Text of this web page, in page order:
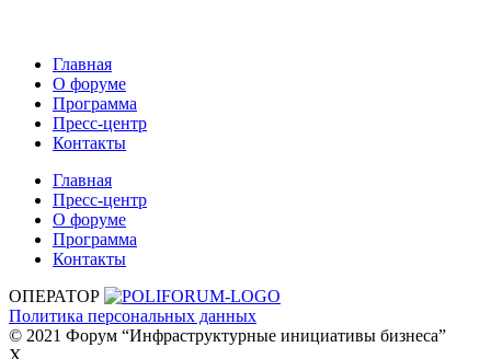
Главная
О форуме
Программа
Пресс-центр
Контакты
Главная
Пресс-центр
О форуме
Программа
Контакты
ОПЕРАТОР
Политика персональных данных
© 2021 Форум “Инфраструктурные инициативы бизнеса”
X